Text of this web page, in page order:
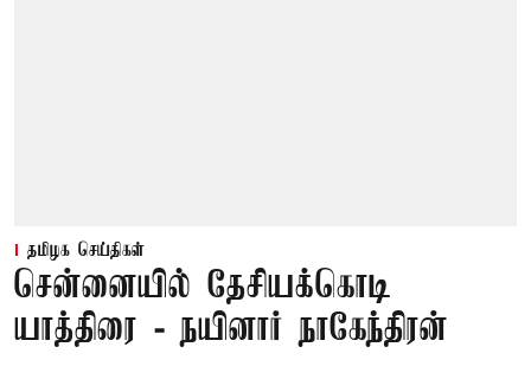
தமிழக செய்திகள்
சென்னையில் தேசியக்கொடி
யாத்திரை - நயினார் நாகேந்திரன்